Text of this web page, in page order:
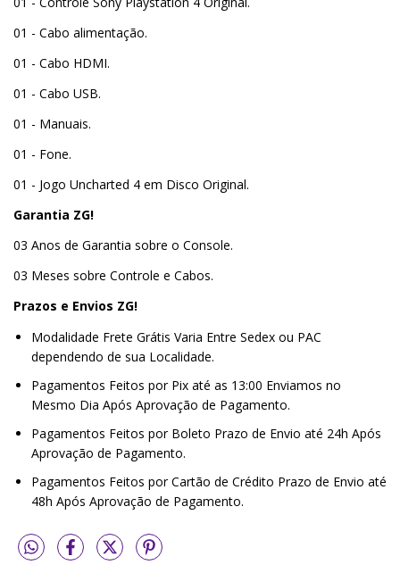
01 - Cabo alimentação.
01 - Cabo HDMI.
01 - Cabo USB.
01 - Manuais.
01 - Fone.
01 - Jogo Uncharted 4 em Disco Original.
Garantia ZG!
03 Anos de Garantia sobre o Console.
03 Meses sobre Controle e Cabos.
Prazos e Envios ZG!
Modalidade Frete Grátis Varia Entre Sedex ou PAC
dependendo de sua Localidade.
Pagamentos Feitos por Pix até as 13:00 Enviamos no
Mesmo Dia Após Aprovação de Pagamento.
Pagamentos Feitos por Boleto Prazo de Envio até 24h Após
Aprovação de Pagamento.
Pagamentos Feitos por Cartão de Crédito Prazo de Envio até
48h Após Aprovação de Pagamento.